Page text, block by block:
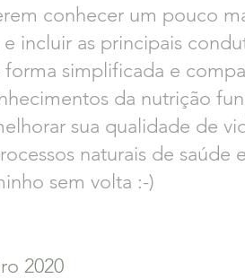
conhecer um pouco
incluir as principais
forma simplificada e
da nutrição
sua qualidade de
naturais de saúde
sem volta :-)
2020